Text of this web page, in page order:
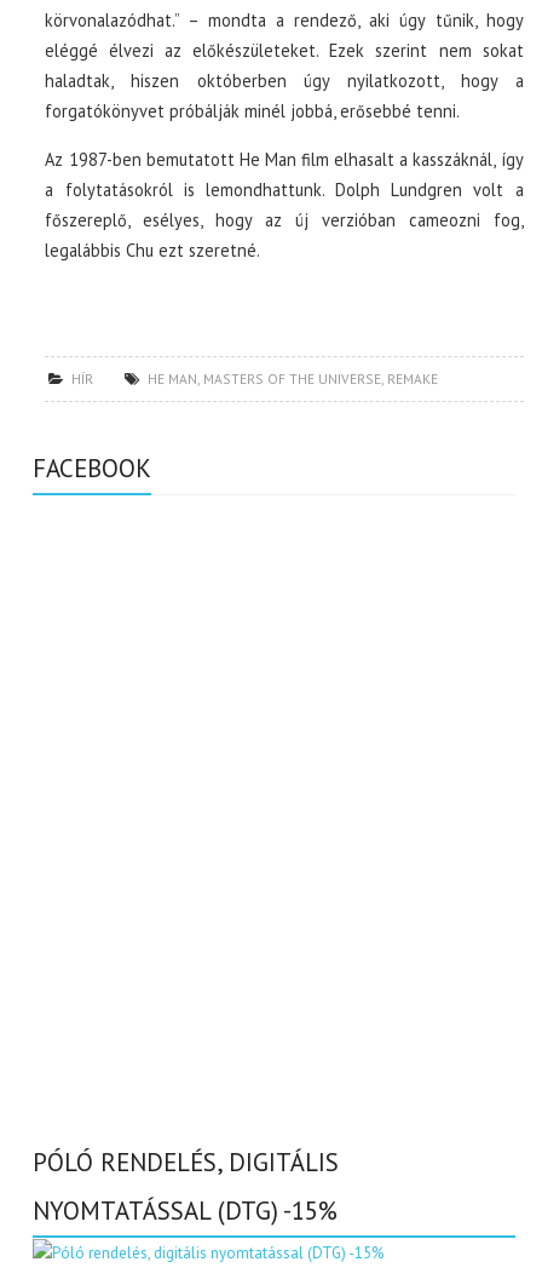
körvonalazódhat.” – mondta a rendező, aki úgy tűnik, hogy
eléggé élvezi az előkészületeket. Ezek szerint nem sokat
haladtak, hiszen októberben úgy nyilatkozott, hogy a
forgatókönyvet próbálják minél jobbá, erősebbé tenni.
Az 1987-ben bemutatott He Man film elhasalt a kasszáknál, így
a folytatásokról is lemondhattunk. Dolph Lundgren volt a
főszereplő, esélyes, hogy az új verzióban cameozni fog,
legalábbis Chu ezt szeretné.
HÍR HE MAN, MASTERS OF THE UNIVERSE, REMAKE
FACEBOOK
PÓLÓ RENDELÉS, DIGITÁLIS
NYOMTATÁSSAL (DTG) -15%